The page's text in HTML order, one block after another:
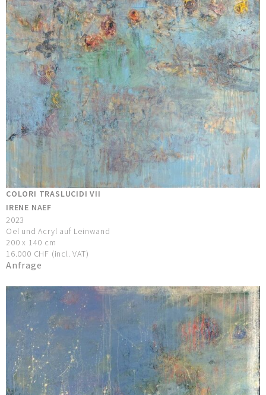
COLORI TRASLUCIDI VII
IRENE NAEF
2023
Oel und Acryl auf Leinwand
200 x 140 cm
16.000 CHF (incl. VAT)
Anfrage